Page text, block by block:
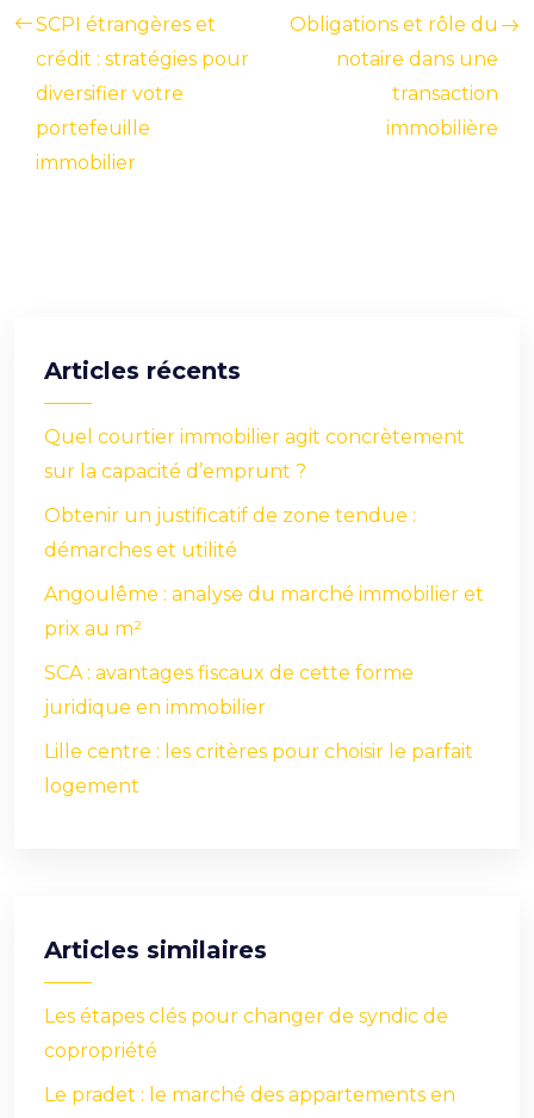
SCPI étrangères et
crédit : stratégies pour
diversifier votre
portefeuille
immobilier
Obligations et rôle du
notaire dans une
transaction
immobilière
Articles récents
Quel courtier immobilier agit concrètement
sur la capacité d’emprunt ?
Obtenir un justificatif de zone tendue :
démarches et utilité
Angoulême : analyse du marché immobilier et
prix au m²
SCA : avantages fiscaux de cette forme
juridique en immobilier
Lille centre : les critères pour choisir le parfait
logement
Articles similaires
Les étapes clés pour changer de syndic de
copropriété
Le pradet : le marché des appartements en